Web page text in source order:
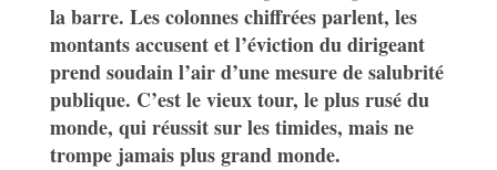
la barre. Les colonnes chiffrées parlent, les
montants accusent et l’éviction du dirigeant
prend soudain l’air d’une mesure de salubrité
publique. C’est le vieux tour, le plus rusé du
monde, qui réussit sur les timides, mais ne
trompe jamais plus grand monde.